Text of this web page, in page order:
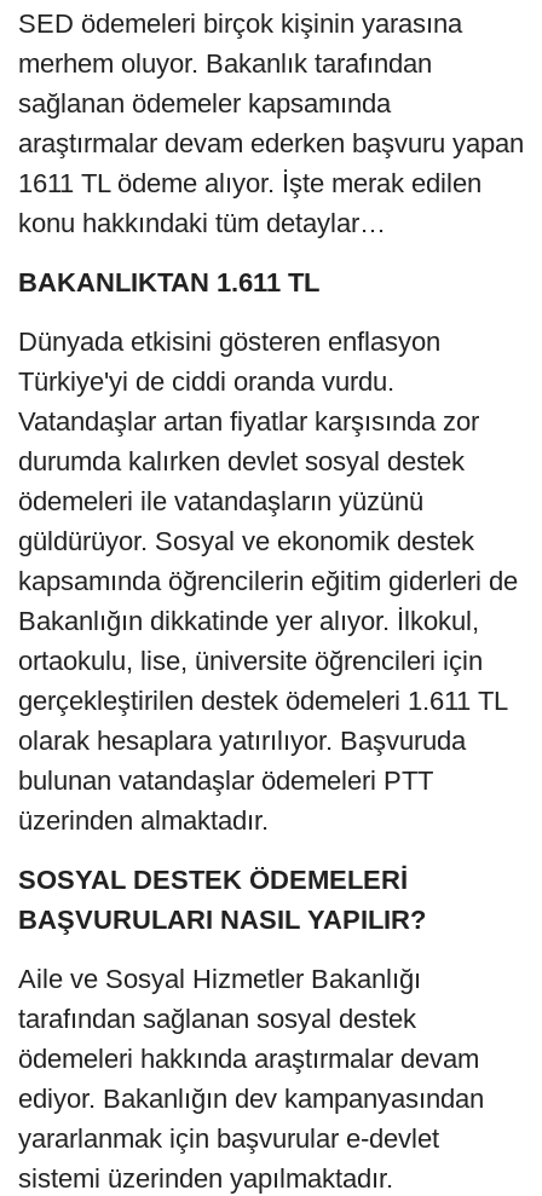
SED ödemeleri birçok kişinin yarasına
merhem oluyor. Bakanlık tarafından
sağlanan ödemeler kapsamında
araştırmalar devam ederken başvuru yapan
1611 TL ödeme alıyor. İşte merak edilen
konu hakkındaki tüm detaylar…
BAKANLIKTAN 1.611 TL
Dünyada etkisini gösteren enflasyon
Türkiye'yi de ciddi oranda vurdu.
Vatandaşlar artan fiyatlar karşısında zor
durumda kalırken devlet sosyal destek
ödemeleri ile vatandaşların yüzünü
güldürüyor. Sosyal ve ekonomik destek
kapsamında öğrencilerin eğitim giderleri de
Bakanlığın dikkatinde yer alıyor. İlkokul,
ortaokulu, lise, üniversite öğrencileri için
gerçekleştirilen destek ödemeleri 1.611 TL
olarak hesaplara yatırılıyor. Başvuruda
bulunan vatandaşlar ödemeleri PTT
üzerinden almaktadır.
SOSYAL DESTEK ÖDEMELERİ
BAŞVURULARI NASIL YAPILIR?
Aile ve Sosyal Hizmetler Bakanlığı
tarafından sağlanan sosyal destek
ödemeleri hakkında araştırmalar devam
ediyor. Bakanlığın dev kampanyasından
yararlanmak için başvurular e-devlet
sistemi üzerinden yapılmaktadır.